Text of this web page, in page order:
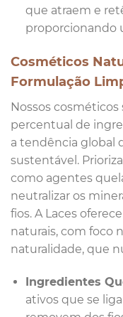
que atraem e
proporcionando
Cosméticos
Formulação
Nossos
percentual de
a tendência global
sustentável.
como agentes
neutralizar os
fios. A Laces
naturais, com foco
naturalidade, que
Ingredientes
ativos que se